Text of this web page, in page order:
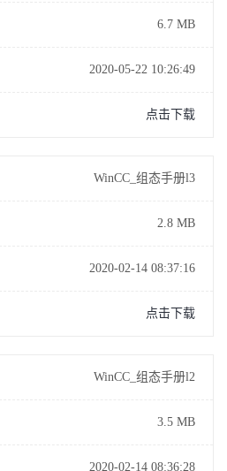
6.7 MB
2020-05-22 10:26:49
点击下载
WinCC_组态手册l3
2.8 MB
2020-02-14 08:37:16
点击下载
WinCC_组态手册l2
3.5 MB
2020-02-14 08:36:28